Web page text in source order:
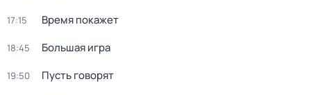
17:15 Время покажет
18:45 Большая игра
19:50 Пусть говорят